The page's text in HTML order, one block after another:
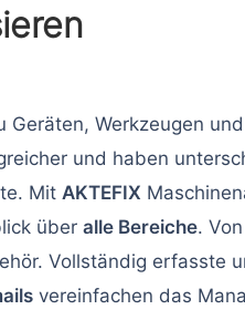
Geräten, Werkzeugen
und haben
Mit AKTEFIX
über alle Bereiche. Von
Vollständig erfasste
vereinfachen das